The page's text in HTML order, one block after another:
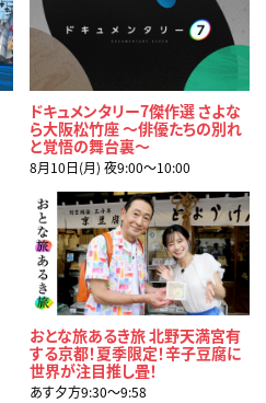
ドキュメンタリー7傑作選 さよな
ら大阪松竹座 ～俳優たちの別れ
と覚悟の舞台裏～
8月10日(月) 夜9:00〜10:00
おとな旅あるき旅 北野天満宮有
する京都！夏季限定！辛子豆腐に
世界が注目推し畳！
あす夕方9:30〜9:58